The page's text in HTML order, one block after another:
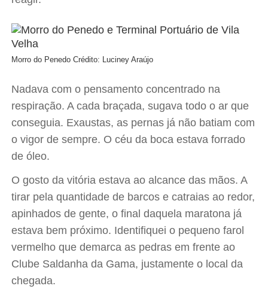
Morro do PenedoCrédito: Luciney Araújo
Nadava com o pensamento concentrado na
respiração. A cada braçada, sugava todo o ar que
conseguia. Exaustas, as pernas já não batiam com
o vigor de sempre. O céu da boca estava forrado
de óleo.
O gosto da vitória estava ao alcance das mãos. A
tirar pela quantidade de barcos e catraias ao redor,
apinhados de gente, o final daquela maratona já
estava bem próximo. Identifiquei o pequeno farol
vermelho que demarca as pedras em frente ao
Clube Saldanha da Gama, justamente o local da
chegada.